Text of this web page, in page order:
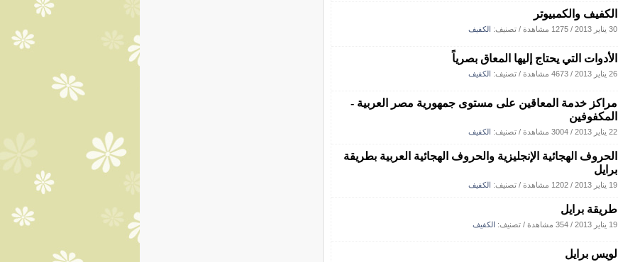
الكفيف والكمبيوتر
30 يناير 2013 / 1275 مشاهدة / تصنيف: الكفيف
الأدوات التي يحتاج إليها المعاق بصرياً
26 يناير 2013 / 4673 مشاهدة / تصنيف: الكفيف
مراكز خدمة المعاقين على مستوى جمهورية مصر العربية -
المكفوفين
22 يناير 2013 / 3004 مشاهدة / تصنيف: الكفيف
الحروف الهجائية الإنجليزية والحروف الهجائية العربية بطريقة
برايل
19 يناير 2013 / 1202 مشاهدة / تصنيف: الكفيف
طريقة برايل
19 يناير 2013 / 354 مشاهدة / تصنيف: الكفيف
لويس برايل